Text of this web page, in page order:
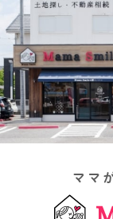
トップページ